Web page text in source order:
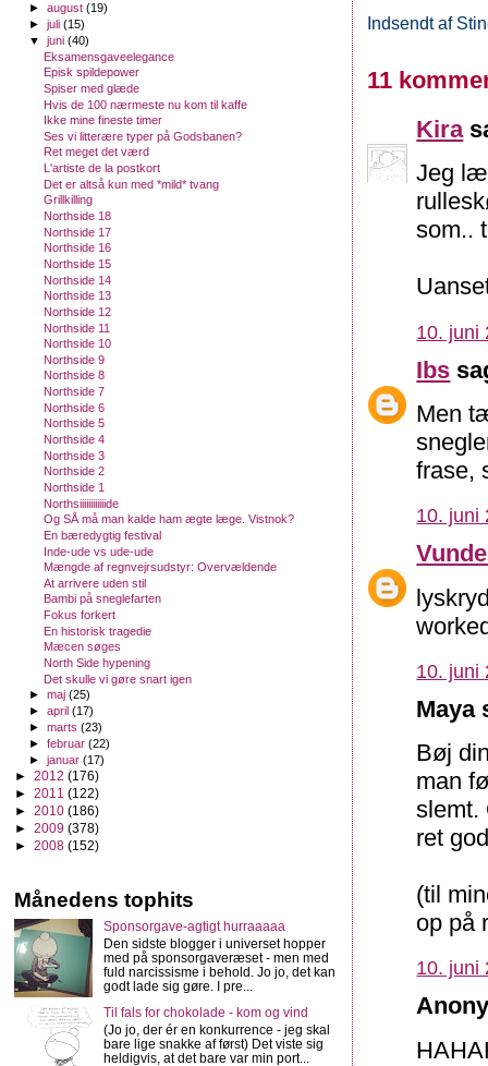
Indsendt af
11
Kira
Jeg
som..
10. juni
Ibs
Men
frase,
10. juni
10. juni
Maya
Bøj
man
slemt.
ret
(til
op på
10. juni
►august(19)
►juli(15)
▼juni(40)
Eksamensgaveelegance
Episk spildepower
Spiser med glæde
Hvis de 100 nærmeste nu kom til kaffe
Ikke mine fineste timer
Ses vi litterære typer på Godsbanen?
Ret meget det værd
L'artiste de la postkort
Det er altså kun med *mild* tvang
Grillkilling
Northside 18
Northside 17
Northside 16
Northside 15
Northside 14
Northside 13
Northside 12
Northside 11
Northside 10
Northside 9
Northside 8
Northside 7
Northside 6
Northside 5
Northside 4
Northside 3
Northside 2
Northside 1
Northsiiiiiiiiiiiide
Og SÅ må man kalde ham ægte læge. Vistnok?
En bæredygtig festival
Inde-ude vs ude-ude
Mængde af regnvejrsudstyr: Overvældende
At arrivere uden stil
Bambi på sneglefarten
Fokus forkert
En historisk tragedie
Mæcen søges
North Side hypening
Det skulle vi gøre snart igen
►maj(25)
►april(17)
►marts(23)
►februar(22)
►januar(17)
► 2012 (176)
► 2011 (122)
► 2010 (186)
► 2009 (378)
► 2008 (152)
Månedens tophits
Sponsorgave-agtigt hurraaaaa
Den sidste blogger i universet hopper
med på sponsorgaveræset - men med
fuld narcissisme i behold. Jo jo, det kan
godt lade sig gøre. I pre...
Til fals for chokolade - kom og vind
(Jo jo, der ér en konkurrence - jeg skal
bare lige snakke af først) Det viste sig
heldigvis, at det bare var min port...